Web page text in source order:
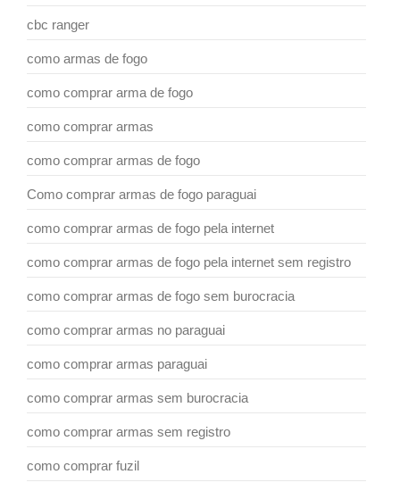
cbc ranger
como armas de fogo
como comprar arma de fogo
como comprar armas
como comprar armas de fogo
Como comprar armas de fogo paraguai
como comprar armas de fogo pela internet
como comprar armas de fogo pela internet sem registro
como comprar armas de fogo sem burocracia
como comprar armas no paraguai
como comprar armas paraguai
como comprar armas sem burocracia
como comprar armas sem registro
como comprar fuzil